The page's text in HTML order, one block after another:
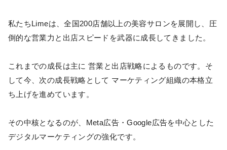
私たちLimeは、全国200店舗以上の美容サロンを展開し、圧
倒的な営業力と出店スピードを武器に成長してきました。
これまでの成長は主に 営業と出店戦略によるものです。そ
して今、次の成長戦略として マーケティング組織の本格立
ち上げを進めています。
その中核となるのが、Meta広告・Google広告を中心とした
デジタルマーケティングの強化です。